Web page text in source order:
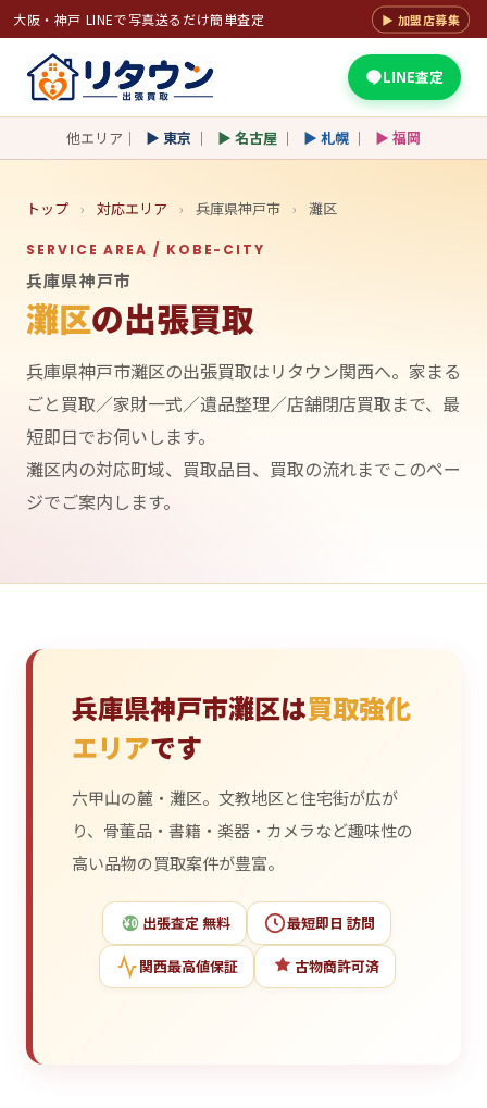
大阪・神戸 LINEで写真送るだけ簡単査定 ▶ 加盟店募集
LINE査定
他エリア｜ ▶ 東京 ｜ ▶ 名古屋 ｜ ▶ 札幌 ｜ ▶ 福岡
トップ › 対応エリア › 兵庫県神戸市 › 灘区
SERVICE AREA / KOBE-CITY
兵庫県神戸市
灘区の出張買取
兵庫県神戸市灘区の出張買取はリタウン関西へ。家まる
ごと買取／家財一式／遺品整理／店舗閉店買取まで、最
短即日でお伺いします。
灘区内の対応町域、買取品目、買取の流れまでこのペー
ジでご案内します。
兵庫県神戸市灘区は買取強化
エリアです
六甲山の麓・灘区。文教地区と住宅街が広が
り、骨董品・書籍・楽器・カメラなど趣味性の
高い品物の買取案件が豊富。
¥0 出張査定 無料 最短即日 訪問
関西最高値保証 古物商許可済